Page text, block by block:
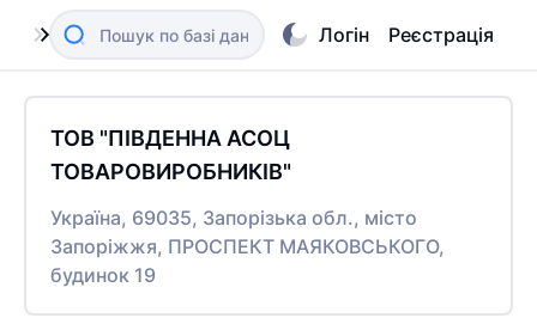
Логін Реєстрація
ТОВ "ПІВДЕННА АСОЦ
ТОВАРОВИРОБНИКІВ"
Україна, 69035, Запорізька обл., місто
Запоріжжя, ПРОСПЕКТ МАЯКОВСЬКОГО,
будинок 19